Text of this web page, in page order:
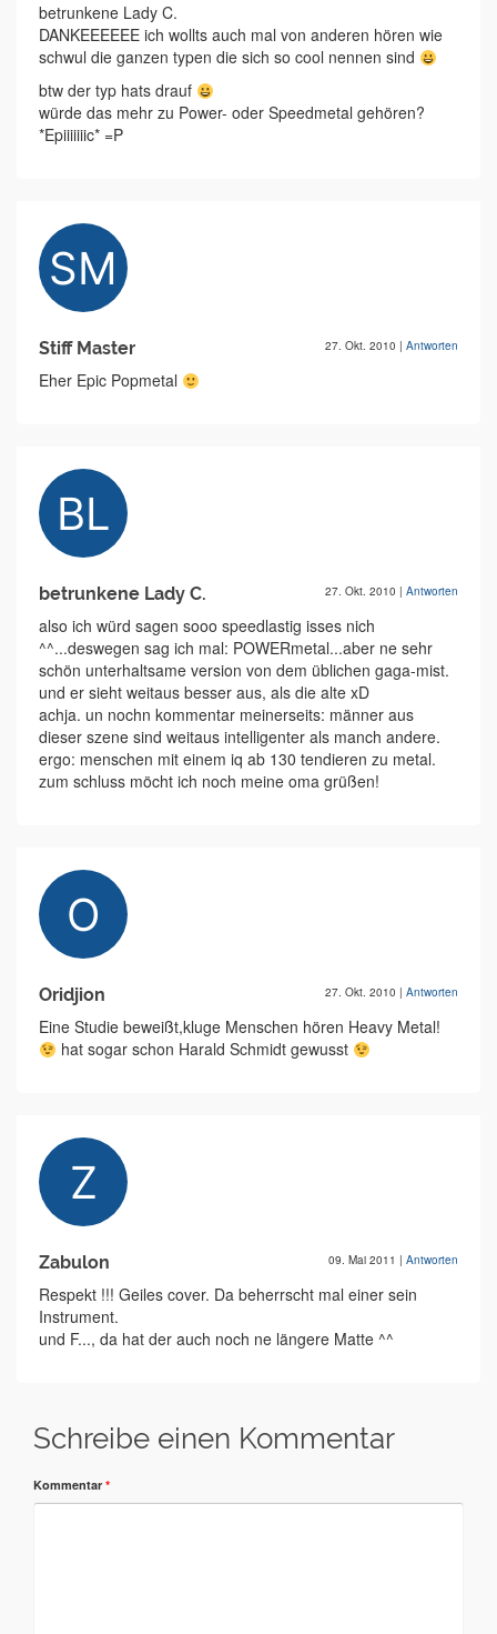
betrunkene Lady C.
DANKEEEEEE ich wollts auch mal von anderen hören wie
schwul die ganzen typen die sich so cool nennen sind
btw der typ hats drauf
würde das mehr zu Power- oder Speedmetal gehören?
*Epiiiiiiic* =P
Stiff Master 27. Okt. 2010 | Antworten
Eher Epic Popmetal
betrunkene Lady C. 27. Okt. 2010 | Antworten
also ich würd sagen sooo speedlastig isses nich
^^...deswegen sag ich mal: POWERmetal...aber ne sehr
schön unterhaltsame version von dem üblichen gaga-mist.
und er sieht weitaus besser aus, als die alte xD
achja. un nochn kommentar meinerseits: männer aus
dieser szene sind weitaus intelligenter als manch andere.
ergo: menschen mit einem iq ab 130 tendieren zu metal.
zum schluss möcht ich noch meine oma grüßen!
Oridjion 27. Okt. 2010 | Antworten
Eine Studie beweißt,kluge Menschen hören Heavy Metal!
hat sogar schon Harald Schmidt gewusst
Zabulon 09. Mai 2011 | Antworten
Respekt !!! Geiles cover. Da beherrscht mal einer sein
Instrument.
und F..., da hat der auch noch ne längere Matte ^^
Schreibe einen Kommentar
Kommentar *